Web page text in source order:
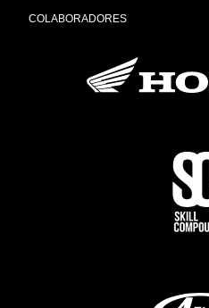
COLABORADORES